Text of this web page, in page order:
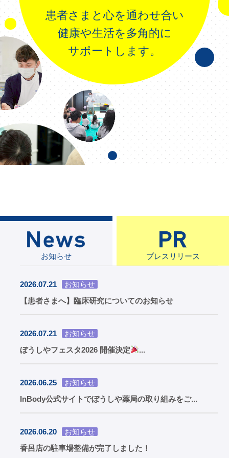
患者さまと心を通わせ合い
健康や生活を多角的に
サポートします。
お知らせ プレスリリース
2026.07.21
お知らせ
【患者さまへ】臨床研究についてのお知らせ
2026.07.21
お知らせ
ぼうしやフェスタ2026 開催決定
...
2026.06.25
お知らせ
InBody公式サイトでぼうしや薬局の取り組みをご...
2026.06.20
お知らせ
香呂店の駐車場整備が完了しました！